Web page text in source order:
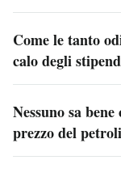
Come le tanto
calo degli
Nessuno sa
prezzo del